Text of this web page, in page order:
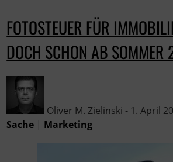
FOTOSTEUER FÜR
DOCH SCHON AB
Oliver M. Zielinski - 1. April
Sache | Marketing